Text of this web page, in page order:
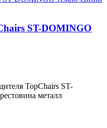
ST-DOMINGO
TopChairs ST-
металл